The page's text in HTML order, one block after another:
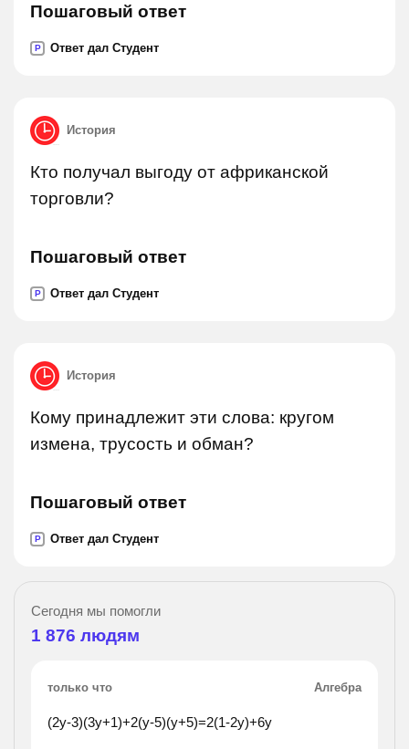
Пошаговый ответ
P Ответ дал Студент
История
Кто получал выгоду от африканской
торговли?
Пошаговый ответ
P Ответ дал Студент
История
Кому принадлежит эти слова: кругом
измена, трусость и обман?
Пошаговый ответ
P Ответ дал Студент
Сегодня мы помогли
1 876 людям
только что Алгебра
(2y-3)(3y+1)+2(y-5)(y+5)=2(1-2y)+6y